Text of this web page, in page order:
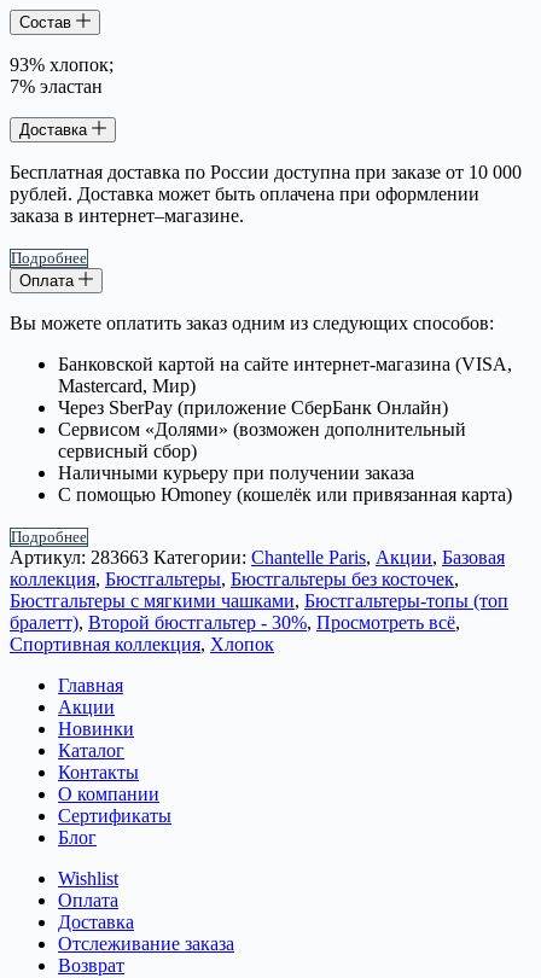
Состав
93% хлопок;
7% эластан
Доставка
Бесплатная доставка по России доступна при заказе от 10 000
рублей. Доставка может быть оплачена при оформлении
заказа в интернет–магазине.
Подробнее
Оплата
Вы можете оплатить заказ одним из следующих способов:
Банковской картой на сайте интернет-магазина (VISA,
Mastercard, Мир)
Через SberPay (приложение СберБанк Онлайн)
Сервисом «Долями» (возможен дополнительный
сервисный сбор)
Наличными курьеру при получении заказа
С помощью Юmoney (кошелёк или привязанная карта)
Подробнее
Артикул: 283663 Категории: Chantelle Paris, Акции, Базовая
коллекция, Бюстгальтеры, Бюстгальтеры без косточек,
Бюстгальтеры с мягкими чашками, Бюстгальтеры-топы (топ
бралетт), Второй бюстгальтер - 30%, Просмотреть всё,
Спортивная коллекция, Хлопок
Главная
Акции
Новинки
Каталог
Контакты
О компании
Сертификаты
Блог
Wishlist
Оплата
Доставка
Отслеживание заказа
Возврат